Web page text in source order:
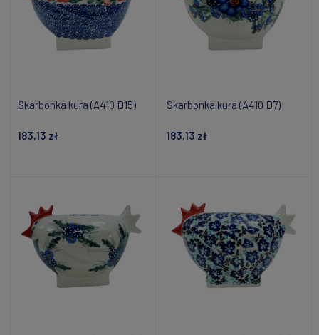
Skarbonka kura (A410 D15)
183,13 zł
Skarbonka kura (A410 D7)
183,13 zł